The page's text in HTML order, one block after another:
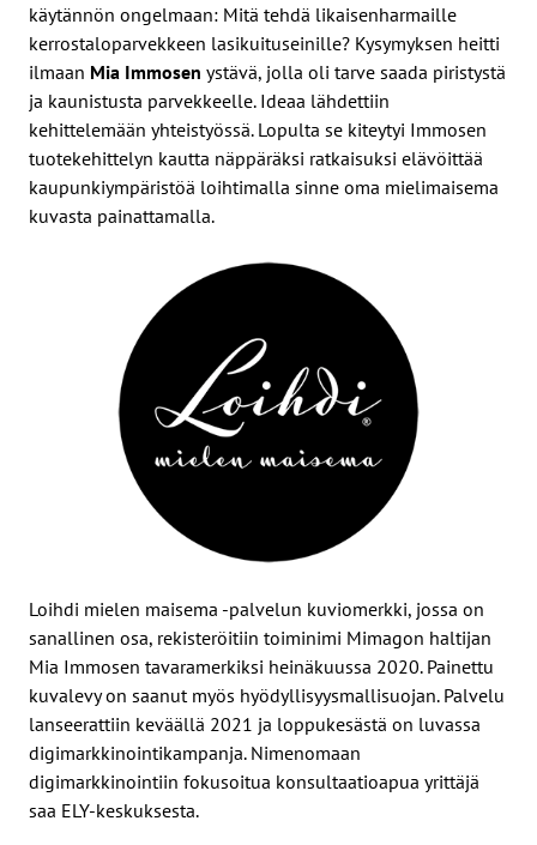
käytännön ongelmaan: Mitä tehdä likaisenharmaille
kerrostaloparvekkeen lasikuituseinille? Kysymyksen heitti
ilmaan Mia Immosen ystävä, jolla oli tarve saada piristystä
ja kaunistusta parvekkeelle. Ideaa lähdettiin
kehittelemään yhteistyössä. Lopulta se kiteytyi Immosen
tuotekehittelyn kautta näppäräksi ratkaisuksi elävöittää
kaupunkiympäristöä loihtimalla sinne oma mielimaisema
kuvasta painattamalla.
Loihdi mielen maisema -palvelun kuviomerkki, jossa on
sanallinen osa, rekisteröitiin toiminimi Mimagon haltijan
Mia Immosen tavaramerkiksi heinäkuussa 2020. Painettu
kuvalevy on saanut myös hyödyllisyysmallisuojan. Palvelu
lanseerattiin keväällä 2021 ja loppukesästä on luvassa
digimarkkinointikampanja. Nimenomaan
digimarkkinointiin fokusoitua konsultaatioapua yrittäjä
saa ELY-keskuksesta.